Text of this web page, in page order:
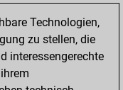
Technologien,
zu stellen, die
interessengerechte